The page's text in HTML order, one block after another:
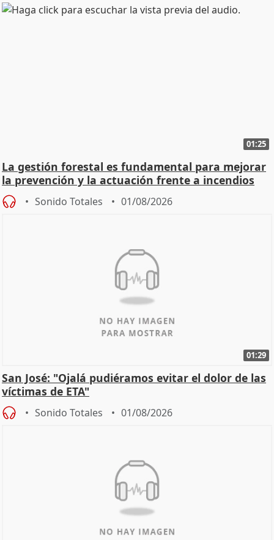
01:25
La gestión forestal es fundamental para mejorar
la prevención y la actuación frente a incendios
Sonido Totales 01/08/2026
01:29
San José: "Ojalá pudiéramos evitar el dolor de las
víctimas de ETA"
Sonido Totales 01/08/2026